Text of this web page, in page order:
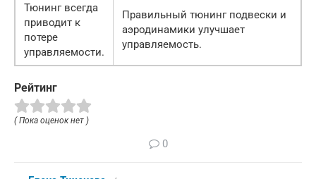
Тюнинг всегда
приводит к
потере
управляемости.
Правильный тюнинг подвески и
аэродинамики улучшает
управляемость.
Рейтинг
( Пока оценок нет )
0